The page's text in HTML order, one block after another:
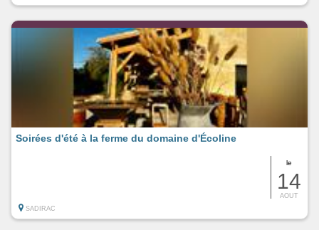
le
14
AOUT
Soirées d'été à la ferme du domaine d'Écoline
SADIRAC